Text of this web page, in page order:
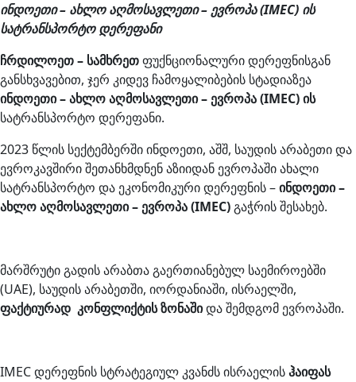
ინდოეთი– ახლო აღმოსავლეთი–ევროპა(IMEC) ის
სატრანსპორტო დერეფანი
ჩრდილოეთ – სამხრეთფუქნციონალური დერეფნისგან
განსხვავებით, ჯერ კიდევ ჩამოყალიბების სტადიაზეა
ინდოეთი–ახლოაღმოსავლეთი–ევროპა(IMEC)ის
სატრანსპორტო დერეფანი.
2023 წლის სექტემბერში ინდოეთი, აშშ, საუდის არაბეთი და
ევროკავშირი შეთანხმდნენ აზიიდან ევროპაში ახალი
სატრანსპორტო და ეკონომიკური დერეფნის –ინდოეთი –
ახლო აღმოსავლეთი – ევროპა (IMEC)გაჭრის შესახებ.
მარშრუტი გადის არაბთა გაერთიანებულ საემიროებში
(UAE), საუდის არაბეთში, იორდანიაში, ისრაელში,
ფაქტიურად კონფლიქტის ზონაშიდა შემდგომ ევროპაში.
IMEC დერეფნის სტრატეგიულ კვანძს ისრაელისჰაიფას